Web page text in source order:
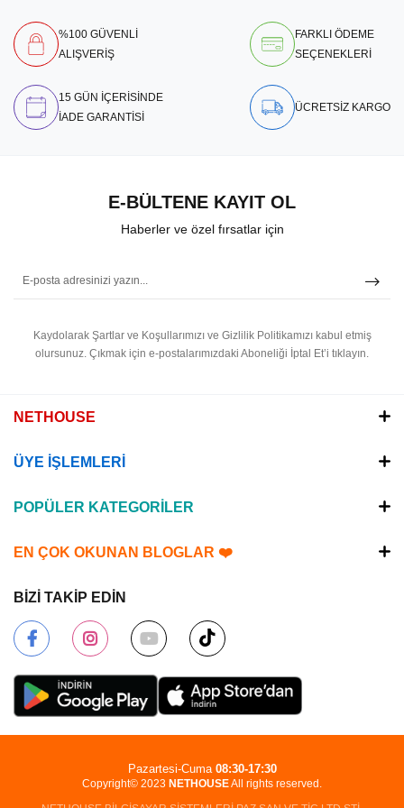
%100 GÜVENLİ
ALIŞVERİŞ
FARKLI ÖDEME
SEÇENEKLERİ
15 GÜN İÇERİSİNDE
İADE GARANTİSİ
ÜCRETSİZ KARGO
E-BÜLTENE KAYIT OL
Haberler ve özel fırsatlar için
Kaydolarak Şartlar ve Koşullarımızı ve Gizlilik Politikamızı kabul etmiş
olursunuz. Çıkmak için e-postalarımızdaki Aboneliği İptal Et’i tıklayın.
NETHOUSE
ÜYE İŞLEMLERİ
POPÜLER KATEGORİLER
EN ÇOK OKUNAN BLOGLAR ❤️
BİZİ TAKİP EDİN
Copyright© 2023 NETHOUSEAll rights reserved.
Pazartesi-Cuma 08:30-17:30